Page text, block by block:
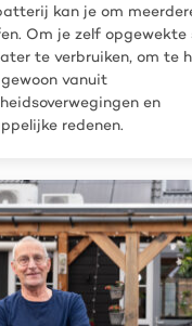
kan je om
Om je zelf
te verbruiken, om te
vanuit
en
redenen.